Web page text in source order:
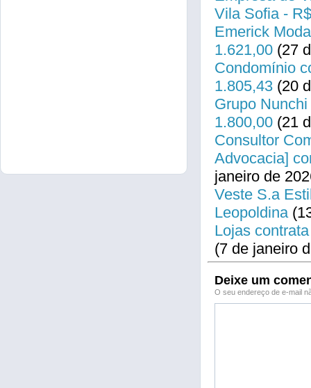
Vila Sofia -
Emerick
1.621,00 (27
Condomínio
1.805,43 (20
Grupo
1.800,00 (21
Consultor
Advocacia]
janeiro de
Veste S.a
Leopoldina
Lojas
(7 de janeiro
Deixe um
O seu endereço de e-mail